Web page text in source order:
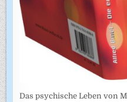
Das psychische Leben von